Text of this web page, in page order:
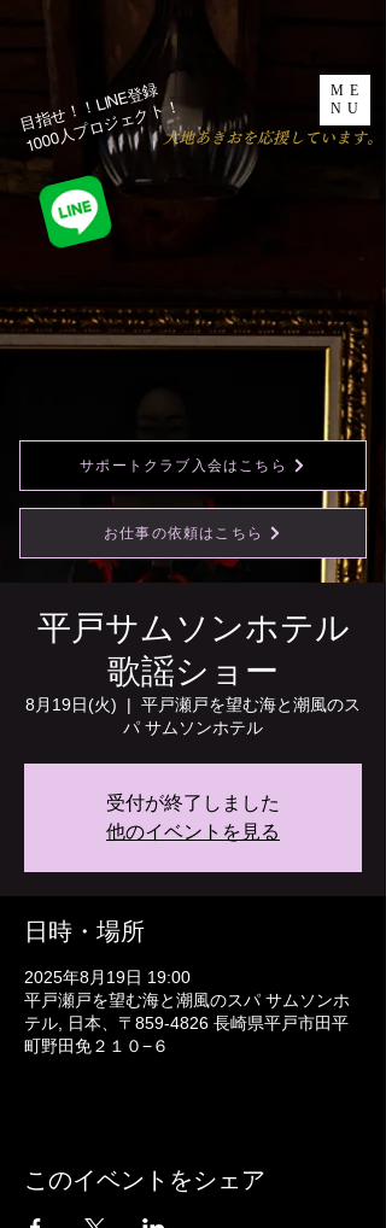
ME
NU
​大地あきおを応援しています。
目指せ！！LINE登録
1000人プロジェクト！​
お仕事の依頼はこちら
サポートクラブ入会はこちら
平戸サムソンホテル
歌謡ショー
8月19日(火)
  |
平戸瀬戸を望む海と潮風のス
パ サムソンホテル
受付が終了しました
他のイベントを見る
日時・場所
2025年8月19日 19:00
平戸瀬戸を望む海と潮風のスパ サムソンホ
テル, 日本、〒859-4826 長崎県平戸市田平
町野田免２１０−６
このイベントをシェア